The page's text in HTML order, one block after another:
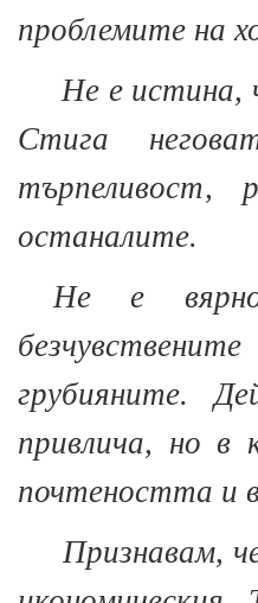
проблемите на
Не е истина,
Стига
търпеливост,
останалите.
Не е
грубияните.
привлича, но в
почтеността и
Признавам,